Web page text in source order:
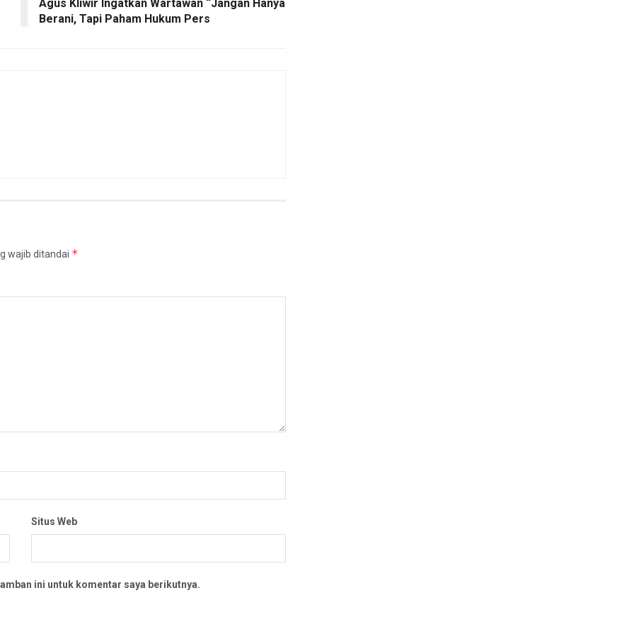
Agus Kliwir Ingatkan Wartawan “Jangan Hanya
Berani, Tapi Paham Hukum Pers
wajib ditandai *
Situs Web
ini untuk komentar saya berikutnya.